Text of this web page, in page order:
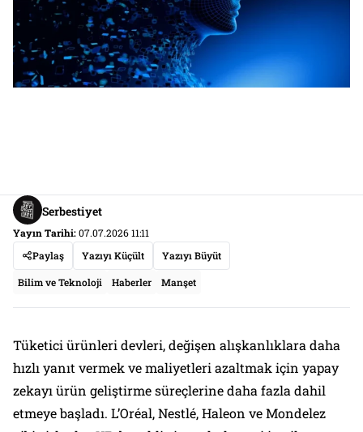
Serbestiyet
Yayın Tarihi:07.07.2026 11:11
Paylaş
Yazıyı Küçült Yazıyı Büyüt
Bilim ve Teknoloji Haberler Manşet
Tüketici ürünleri devleri, değişen alışkanlıklara daha
hızlı yanıt vermek ve maliyetleri azaltmak için yapay
zekayı ürün geliştirme süreçlerine daha fazla dahil
etmeye başladı. L’Oréal, Nestlé, Haleon ve Mondelez